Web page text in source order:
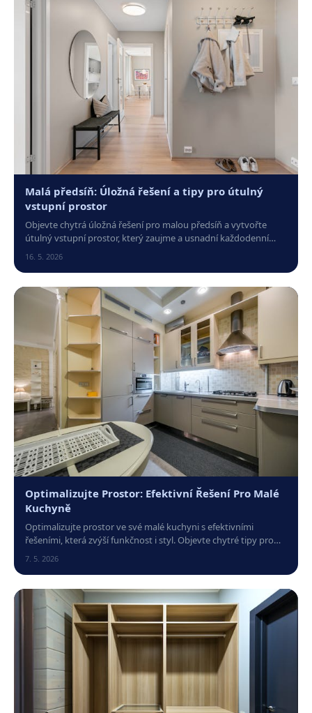
Malá předsíň: Úložná řešení a tipy pro útulný
vstupní prostor
Objevte chytrá úložná řešení pro malou předsíň a vytvořte
útulný vstupní prostor, který zaujme a usnadní každodenní
16. 5. 2026
Optimalizujte Prostor: Efektivní Řešení Pro Malé
Kuchyně
Optimalizujte prostor ve své malé kuchyni s efektivními
řešeními, která zvýší funkčnost i styl. Objevte chytré tipy pro
7. 5. 2026